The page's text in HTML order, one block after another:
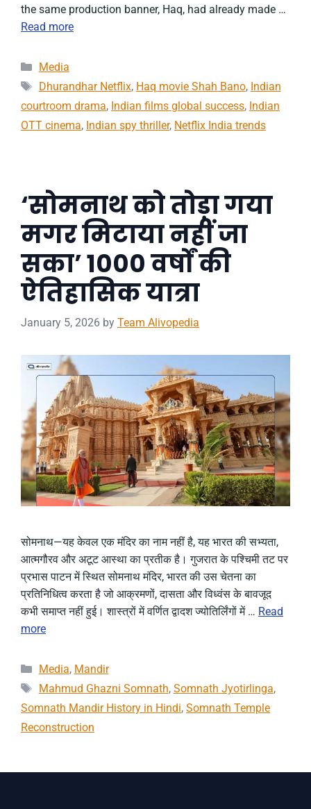
the same production banner, Haq, had already made …
Read more
Categories
Media
Tags
Dhurandhar Netflix, Haq movie Shah Bano, Indian
courtroom drama, Indian films global success, Indian
OTT cinema, Indian spy thriller, Netflix India trends
‘सोमनाथ को तोड़ा गया
मगर मिटाया नहीं जा
सका’ 1000 वर्षों की
ऐतिहासिक यात्रा
January 5, 2026 by Team Alivopedia
सोमनाथ—यह केवल एक मंदिर का नाम नहीं है, यह भारत की सभ्यता,
आत्मगौरव और अटूट आस्था का प्रतीक है। गुजरात के पश्चिमी तट पर
प्रभास पाटन में स्थित सोमनाथ मंदिर, भारत की उस चेतना का
प्रतिनिधित्व करता है जो आक्रमणों, दासता और विध्वंस के बावजूद
कभी समाप्त नहीं हुई। शास्त्रों में वर्णित द्वादश ज्योतिर्लिंगों में … Read
more
Categories
Media, Mandir
Tags
Mahmud Ghazni Somnath, Somnath Jyotirlinga,
Somnath Mandir History in Hindi, Somnath Temple
Reconstruction